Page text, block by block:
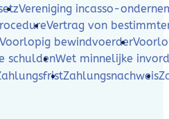
Vereniging incasso-
Vertrag von
Voorlopig bewindvoerder
schuldenWet minnelijke
Zahlungsnachweis